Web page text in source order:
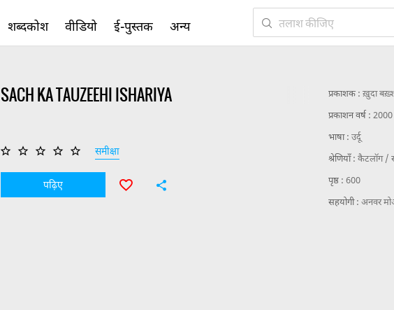
SACH KA TAUZEEHI ISHARIYA
समीक्षा
पढ़िए
प्रकाशक : ख़ुदा बख़्श
प्रकाशन वर्ष : 2000
भाषा : उर्दू
श्रेणियाँ : कैटलॉग /
पृष्ठ : 600
सहयोगी : अनवर
शब्दकोश वीडियो ई-पुस्तक अन्य